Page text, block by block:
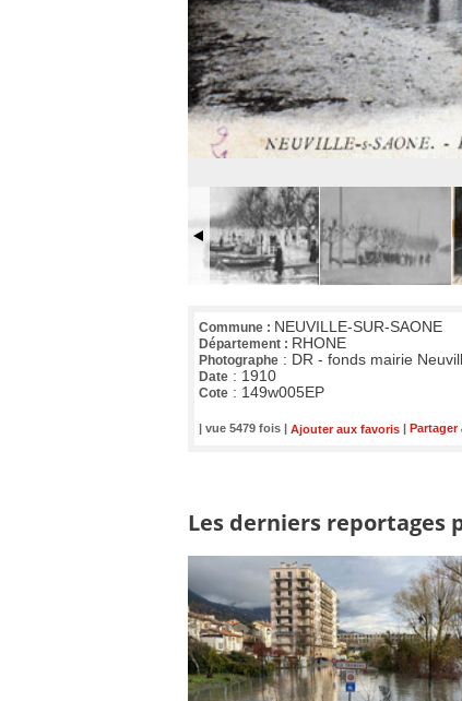
Commune : NEUVILLE-SUR-SAONE
Département : RHONE
Photographe : DR - fonds mairie
Date : 1910
Cote : 149w005EP
| vue 5479 fois | Ajouter aux favoris Partager
Les derniers reportages